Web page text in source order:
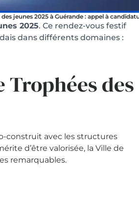
jeunes 2025 à Guérande : appel à
2025. Ce rendez-vous festif
dans différents domaines :
des
construit avec les structures
d’être valorisée, la Ville de
remarquables.